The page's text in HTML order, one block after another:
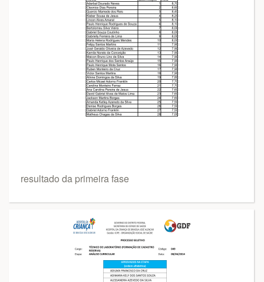
resultado da primeira fase